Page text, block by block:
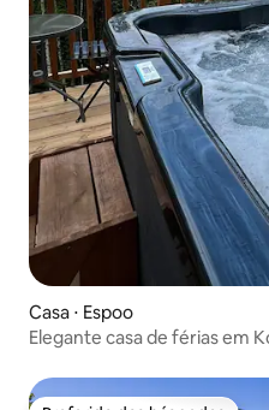
Casa ⋅ Espoo
Elegante casa de férias em